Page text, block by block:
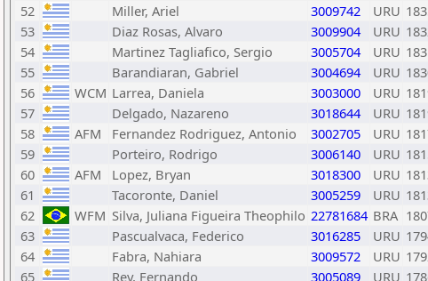
52
Miller, Ariel 3009742 URU
53
Diaz Rosas, Alvaro 3009904 URU
54
Martinez Tagliafico, Sergio 3005704 URU
55
Barandiaran, Gabriel 3004694 URU
56
WCM Larrea, Daniela 3003000 URU
57
Delgado, Nazareno 3018644 URU
58
AFM Fernandez Rodriguez, Antonio 3002705 URU
59
Porteiro, Rodrigo 3006140 URU
60
AFM Lopez, Bryan 3018300 URU
61
Tacoronte, Daniel 3005259 URU
62
WFM Silva, Juliana Figueira Theophilo 22781684 BRA
63
Pascualvaca, Federico 3016285 URU
64
Fabra, Nahiara 3009572 URU
65
Rey, Fernando 3005089 URU